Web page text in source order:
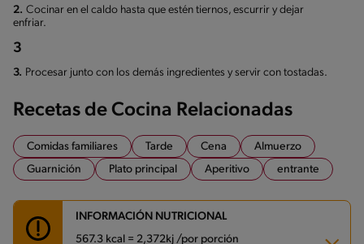
2. Cocinar en el caldo hasta que estén tiernos, escurrir y dejar
enfriar.
3
3. Procesar junto con los demás ingredientes y servir con tostadas.
Recetas de Cocina Relacionadas
Comidas familiares Tarde Cena
Almuerzo
Guarnición
Plato principal Aperitivo entrante
INFORMACIÓN NUTRICIONAL
567.3 kcal = 2,372kj /por porción